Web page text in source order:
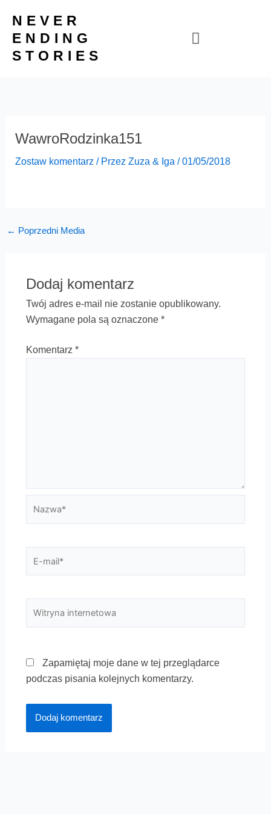
treści
NEVER
ENDING
STORIES
WawroRodzinka151
Zostaw komentarz / Przez Zuza & Iga /01/05/2018
← Poprzedni Media
Dodaj komentarz
Twój adres e-mail nie zostanie opublikowany.
Wymagane pola są oznaczone *
Komentarz *
Zapamiętaj moje dane w tej przeglądarce
podczas pisania kolejnych komentarzy.